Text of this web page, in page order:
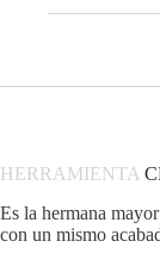
HERRAMIENTA
Es la hermana
con un mismo